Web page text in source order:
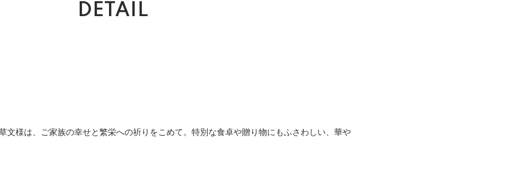
DETAIL
文様は、ご家族の幸せと繁栄への祈りをこめて。特別な食卓や贈り物にもふさわしい、華や